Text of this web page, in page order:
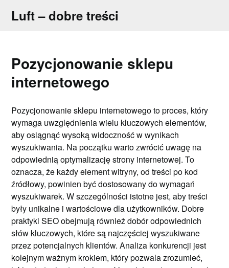
Luft – dobre treści
Pozycjonowanie sklepu
internetowego
Pozycjonowanie sklepu internetowego to proces, który
wymaga uwzględnienia wielu kluczowych elementów,
aby osiągnąć wysoką widoczność w wynikach
wyszukiwania. Na początku warto zwrócić uwagę na
odpowiednią optymalizację strony internetowej. To
oznacza, że każdy element witryny, od treści po kod
źródłowy, powinien być dostosowany do wymagań
wyszukiwarek. W szczególności istotne jest, aby treści
były unikalne i wartościowe dla użytkowników. Dobre
praktyki SEO obejmują również dobór odpowiednich
słów kluczowych, które są najczęściej wyszukiwane
przez potencjalnych klientów. Analiza konkurencji jest
kolejnym ważnym krokiem, który pozwala zrozumieć,